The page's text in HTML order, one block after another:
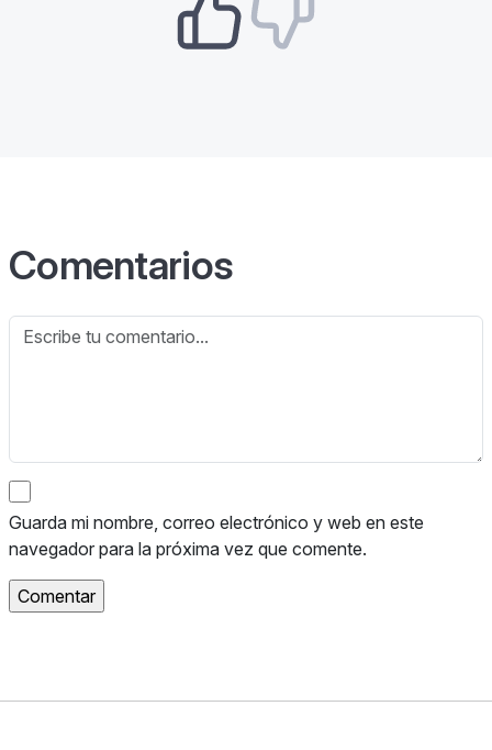
Comentarios
Guarda mi nombre, correo electrónico y web en este
navegador para la próxima vez que comente.